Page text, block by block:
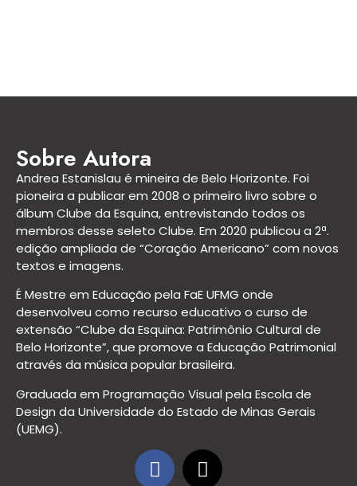
Sobre Autora
Andrea Estanislau é mineira de Belo Horizonte. Foi
pioneira a publicar em 2008 o primeiro livro sobre o
álbum Clube da Esquina, entrevistando todos os
membros desse seleto Clube. Em 2020 publicou a 2ª.
edição ampliada de “Coração Americano” com novos
textos e imagens.
É Mestre em Educação pela FaE UFMG onde
desenvolveu como recurso educativo o curso de
extensão “Clube da Esquina: Patrimônio Cultural de
Belo Horizonte”, que promove a Educação Patrimonial
através da música popular brasileira.
Graduada em Programação Visual pela Escola de
Design da Universidade do Estado de Minas Gerais
(UEMG).